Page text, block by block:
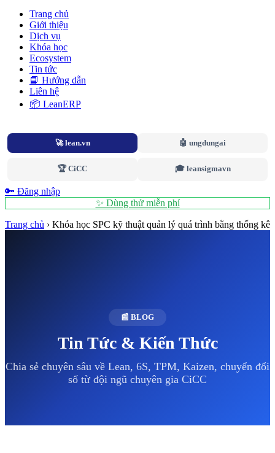
Trang chủ
Giới thiệu
Dịch vụ
Khóa học
Ecosystem
Tin tức
📘 Hướng dẫn
Liên hệ
📦 LeanERP
🚀 lean.vn 🤖 ungdungai
🏆 CiCC 🎓 leansigmavn
🔑 Đăng nhập
✨ Dùng thử miễn phí
Trang chủ › Khóa học SPC kỹ thuật quản lý quá trình bằng thống kê
📰 BLOG
Tin Tức & Kiến Thức
Chia sẻ chuyên sâu về Lean, 6S, TPM, Kaizen, chuyển đổi
số từ đội ngũ chuyên gia CiCC